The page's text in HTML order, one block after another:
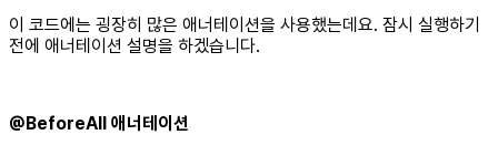
이 코드에는 굉장히 많은 애너테이션을 사용했는데요. 잠시 실행하기
전에 애너테이션 설명을 하겠습니다.
@BeforeAll 애너테이션